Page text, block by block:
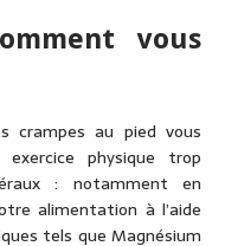
vous
crampes au pied vous
physique trop
: notamment en
alimentation à l’aide
tels que Magnésium